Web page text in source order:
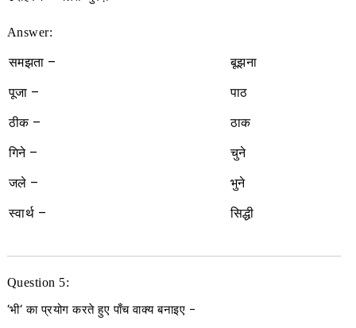
Answer:
समझता –
बूझना
पूजा –
पाठ
ठीक –
ठाक
गिने –
चुने
जले –
भुने
स्वार्थ –
सिद्धी
Question 5:
‘भी‘का प्रयोग करते हुए पाँच वाक्य बनाइए −